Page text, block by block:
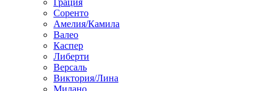
Грация
Соренто
Амелия/Камила
Валео
Каспер
Либерти
Версаль
Виктория/Лина
Милано